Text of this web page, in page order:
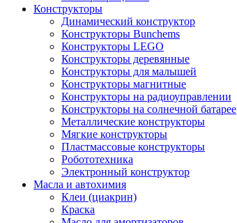
Конструкторы
Динамический конструктор
Конструкторы Bunchems
Конструкторы LEGO
Конструкторы деревянные
Конструкторы для малышей
Конструкторы магнитные
Конструкторы на радиоуправлении
Конструкторы на солнечной батарее
Металлические конструкторы
Мягкие конструкторы
Пластмассовые конструкторы
Робототехника
Электронный конструктор
Масла и автохимия
Клеи (циакрин)
Краска